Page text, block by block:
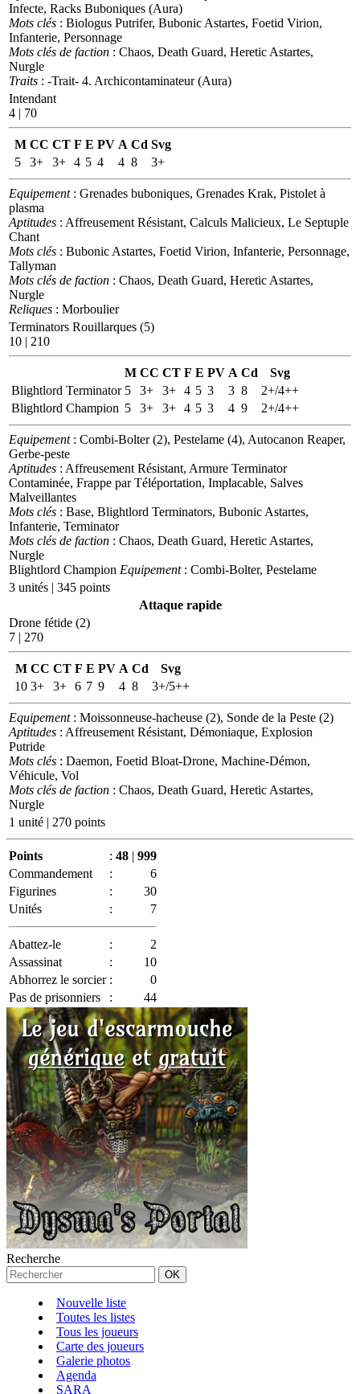
Infecte, Racks Buboniques (Aura)
Mots clés : Biologus Putrifer, Bubonic Astartes, Foetid Virion,
Infanterie, Personnage
Mots clés de faction : Chaos, Death Guard, Heretic Astartes,
Nurgle
Traits : -Trait- 4. Archicontaminateur (Aura)
Intendant
4 | 70
M CC CT F E PV A Cd Svg
5
3+ 3+ 4 5 4 4 8 3+
Equipement: Grenades buboniques, Grenades Krak, Pistolet à
plasma
Aptitudes : Affreusement Résistant, Calculs Malicieux, Le Septuple
Chant
Mots clés : Bubonic Astartes, Foetid Virion, Infanterie, Personnage,
Tallyman
Mots clés de faction : Chaos, Death Guard, Heretic Astartes,
Nurgle
Reliques : Morboulier
Terminators Rouillarques (5)
10 | 210
M CC CT F E PV A Cd
Svg
Blightlord Terminator 5 3+ 3+ 4 5 3 3 8
2+/4++
Blightlord Champion 5 3+ 3+ 4 5 3 4 9 2+/4++
Equipement: Combi-Bolter (2), Pestelame (4), Autocanon Reaper,
Gerbe-peste
Aptitudes : Affreusement Résistant, Armure Terminator
Contaminée, Frappe par Téléportation, Implacable, Salves
Malveillantes
Mots clés : Base, Blightlord Terminators, Bubonic Astartes,
Infanterie, Terminator
Mots clés de faction : Chaos, Death Guard, Heretic Astartes,
Nurgle
Blightlord Champion Equipement: Combi-Bolter, Pestelame
3 unités | 345 points
Attaque rapide
Drone fétide (2)
7 | 270
M CC CT F E PV A Cd
Svg
10 3+ 3+ 6 7 9 4 8 3+/5++
Equipement: Moissonneuse-hacheuse (2), Sonde de la Peste (2)
Aptitudes : Affreusement Résistant, Démoniaque, Explosion
Putride
Mots clés : Daemon, Foetid Bloat-Drone, Machine-Démon,
Véhicule, Vol
Mots clés de faction : Chaos, Death Guard, Heretic Astartes,
Nurgle
1 unité | 270 points
Points : 48 | 999
Commandement
:
6
Figurines
:
30
Unités
: 7
Abattez-le :
2
Assassinat
:
10
Abhorrez le sorcier :
0
Pas de prisonniers
: 44
Recherche
Nouvelle liste
Toutes les listes
Tous les joueurs
Carte des joueurs
Galerie photos
Agenda
SARA